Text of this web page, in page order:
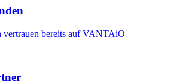
vertrauen bereits auf VANTAiO